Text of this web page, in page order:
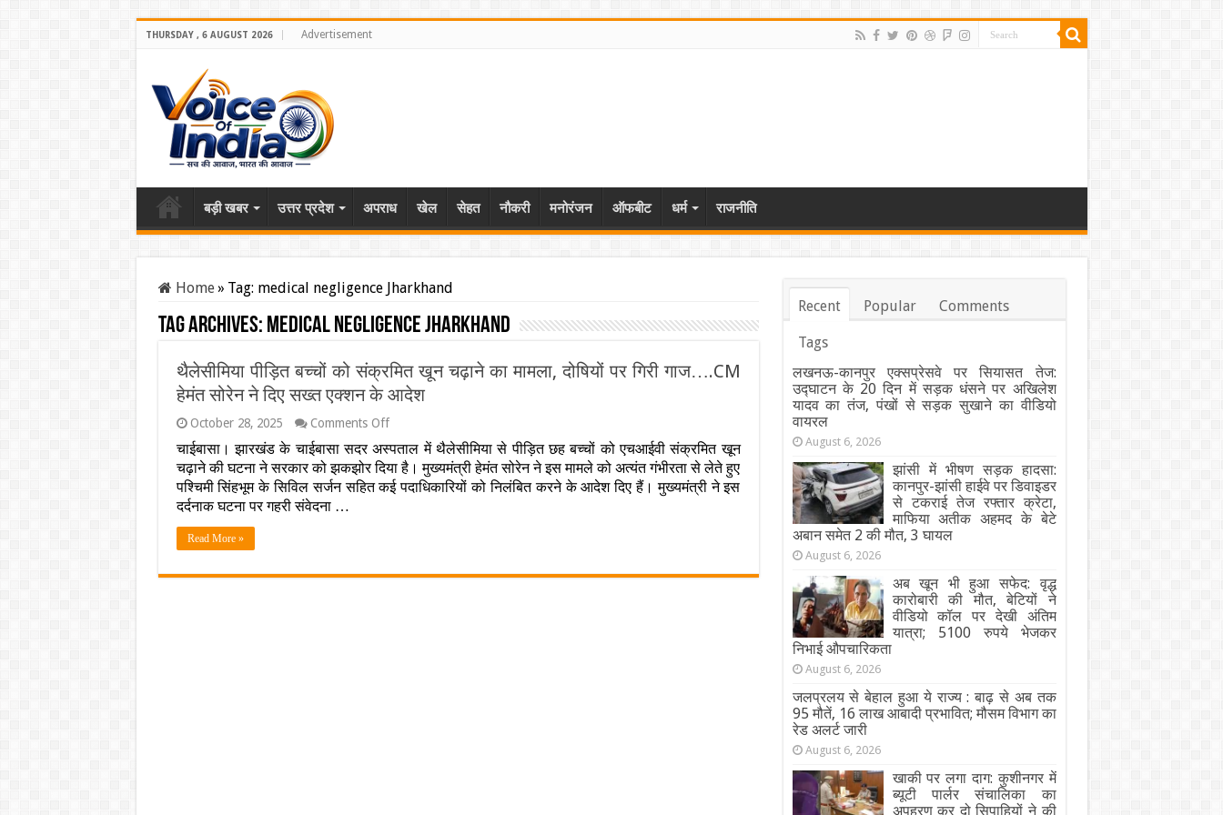
THURSDAY , 6 AUGUST 2026 Advertisement
बड़ी खबर उत्तर प्रदेश अपराध खेल सेहत नौकरी मनोरंजन ऑफबीट धर्म राजनीति
Home» Tag: medical negligence Jharkhand
Tag Archives: medical negligence Jharkhand
थैलेसीमिया पीड़ित बच्चों को संक्रमित खून चढ़ाने का मामला, दोषियों पर गिरी गाज….CM
हेमंत सोरेन ने दिए सख्त एक्शन के आदेश
October 28, 2025 Comments Offon
पीड़ित
बच्चों
को
संक्रमित
दोषियों
चाईबासा। झारखंड के चाईबासा सदर अस्पताल में थैलेसीमिया से पीड़ित छह बच्चों को एचआईवी संक्रमित खून
चढ़ाने की घटना ने सरकार को झकझोर दिया है। मुख्यमंत्री हेमंत सोरेन ने इस मामले को अत्यंत गंभीरता से लेते हुए
पश्चिमी सिंहभूम के सिविल सर्जन सहित कई पदाधिकारियों को निलंबित करने के आदेश दिए हैं। मुख्यमंत्री ने इस
दर्दनाक घटना पर गहरी संवेदना …
Read More »
Recent Popular Comments
Tags
लखनऊ-कानपुर एक्सप्रेसवे पर सियासत तेज:
उद्घाटन के 20 दिन में सड़क धंसने पर अखिलेश
यादव का तंज, पंखों से सड़क सुखाने का वीडियो
वायरल
August 6, 2026
झांसी में भीषण सड़क हादसा:
कानपुर-झांसी हाईवे पर डिवाइडर
से टकराई तेज रफ्तार क्रेटा,
माफिया अतीक अहमद के बेटे
अबान समेत 2 की मौत, 3 घायल
August 6, 2026
अब खून भी हुआ सफेद: वृद्ध
कारोबारी की मौत, बेटियों ने
वीडियो कॉल पर देखी अंतिम
यात्रा; 5100 रुपये भेजकर
निभाई औपचारिकता
August 6, 2026
जलप्रलय से बेहाल हुआ ये राज्य : बाढ़ से अब तक
95 मौतें, 16 लाख आबादी प्रभावित; मौसम विभाग का
रेड अलर्ट जारी
August 6, 2026
खाकी पर लगा दाग: कुशीनगर में
ब्यूटी पार्लर संचालिका का
अपहरण कर दो सिपाहियों ने की